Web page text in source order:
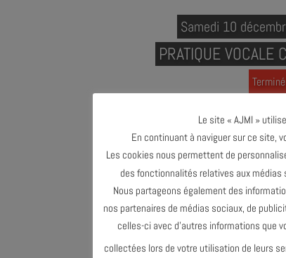
Samedi 10
PRATIQUE VOCALE
Terminé
Le site « AJMI »
En continuant à naviguer sur ce site,
Les cookies nous permettent de
des fonctionnalités relatives aux médias
Nous partageons également des
nos partenaires de médias sociaux, de
celles-ci avec d’autres informations que
collectées lors de votre utilisation de leurs